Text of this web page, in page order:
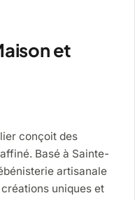
et
conçoit des
Basé à Sainte-
artisanale
uniques et